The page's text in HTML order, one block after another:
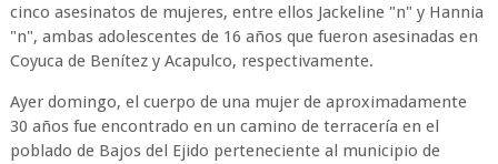
cinco asesinatos de mujeres, entre ellos Jackeline "n" y Hannia
"n", ambas adolescentes de 16 años que fueron asesinadas en
Coyuca de Benítez y Acapulco, respectivamente.
Ayer domingo, el cuerpo de una mujer de aproximadamente
30 años fue encontrado en un camino de terracería en el
poblado de Bajos del Ejido perteneciente al municipio de